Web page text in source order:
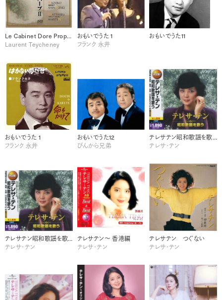
Le Cabinet Dore Propos
Laurent Teycheney
おもいでうた 1
フランク 永井
おもいでうた11
おもいでうた 1
フランク 永井
おもいでうた12
ぴんから兄弟
テレサテン昭和歌謡を歌うー2
テレサ・テン
テレサテン昭和歌謡を歌う-1
テレサ・テン
テレサテン～ 香港編
テレサ・テン
テレサテン つぐない
テレサ・テン